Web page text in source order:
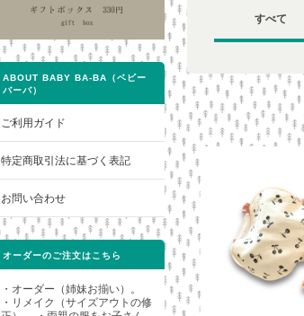
すべて
ABOUT BABY BA-BA（ベビー
バーバ）
ご利用ガイド
特定商取引法に基づく表記
お問い合わせ
オーダーのご注文はこちら
・オーダー（姉妹お揃い）。
・リメイク（サイズアウトの修